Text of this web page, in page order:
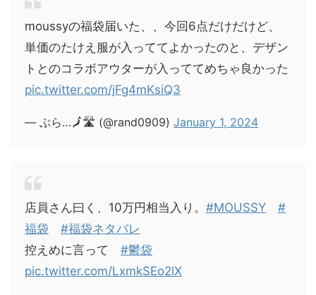
moussyの福袋届いた、、今回6点だけだけど、
単価のたけえ服が入っててよかったのと、デザン
トとのコラボアウターが入っててめちゃ良かった
pic.twitter.com/jFg4mKsiQ3
— ぶら…🗾🛣 (@rand0909) January 1, 2024
店員さん曰く、10万円相当入り。 #MOUSSY
#
福袋
#福袋ネタバレ
控えめに言って #鬱袋
pic.twitter.com/LxmkSEo2lX